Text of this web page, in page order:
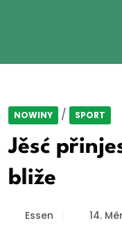
NOWINY / SPORT
Jěsć
bliže
Essen 14.